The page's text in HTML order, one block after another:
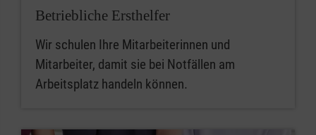
Betriebliche Ersthelfer
Wir schulen Ihre Mitarbeiterinnen und
Mitarbeiter, damit sie bei Notfällen am
Arbeitsplatz handeln können.